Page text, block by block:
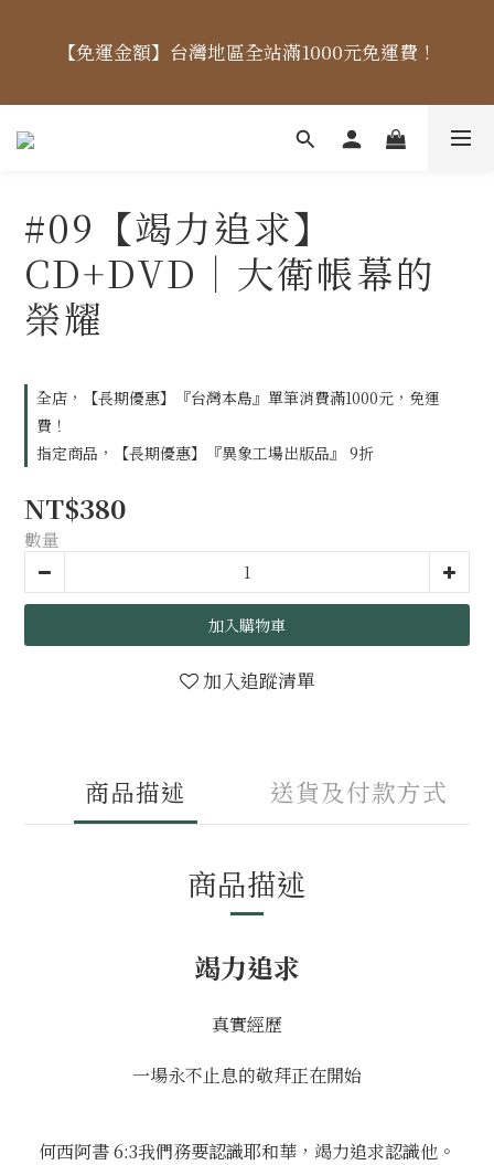
折扣一律購物車計算。
【免運金額】台灣地區全站滿1000元免運費！
【價格標示更新】異象出版品-價格標示更新為原價，
#09【竭力追求】
CD+DVD｜大衛帳幕的
榮耀
全店，【長期優惠】『台灣本島』單筆消費滿1000元，免運
費！
指定商品，【長期優惠】『異象工場出版品』 9折
NT$380
數量
加入購物車
加入追蹤清單
商品描述 送貨及付款方式
商品描述
竭力追求
真實經歷
一場永不止息的敬拜正在開始
何西阿書 6:3我們務要認識耶和華，竭力追求認識他。